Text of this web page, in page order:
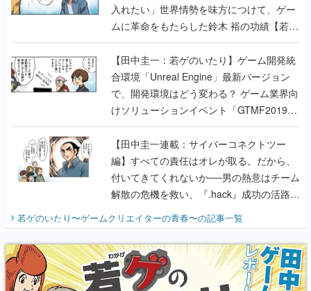
入れたい」世界情勢を味方につけて、ゲー
ムに革命をもたらした鈴木 裕の功績【若ゲ
のいたり】
【田中圭一：若ゲのいたり】ゲーム開発統
合環境「Unreal Engine」最新バージョン
で、開発環境はどう変わる？ ゲーム業界向
けソリューションイベント「GTMF2019」
に行って、より理解を深めよう【PR】
【田中圭一連載：サイバーコネクトツー
編】すべての責任はオレが取る。だから、
付いてきてくれないか──男の熱意はチーム
解散の危機を救い、『.hack』成功の活路を
『少年ジャンプ』色だった【若ゲのいた
り】
若ゲのいたり〜ゲームクリエイターの青春〜の記事一覧